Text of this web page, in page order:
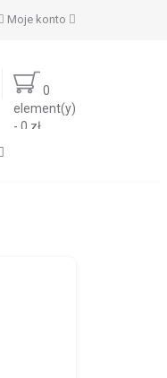
Moje konto
0
element(y)
- 0 zł